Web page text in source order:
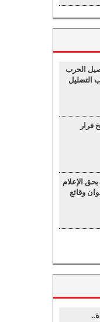
الحرب
التضليل
2015 تاريخ فرار
الإعلام
وقائع